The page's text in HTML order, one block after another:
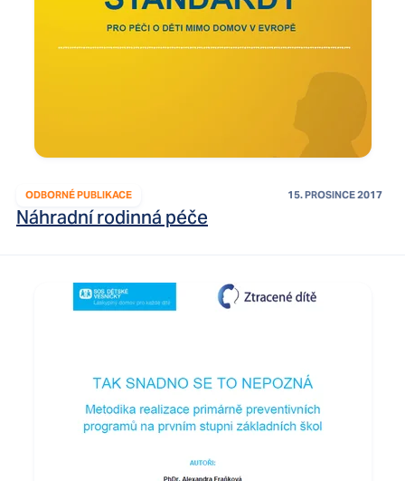
ODBORNÉ PUBLIKACE 15. PROSINCE 2017
Náhradní rodinná péče